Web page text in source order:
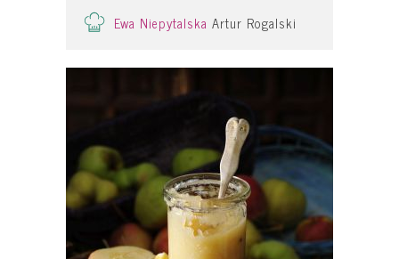
Ewa Niepytalska Artur Rogalski